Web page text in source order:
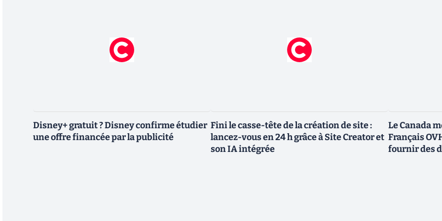
Disney+ gratuit ? Disney confirme étudier
une offre financée par la publicité
Fini le casse-tête de la création de site :
lancez-vous en 24 h grâce à Site Creator et
son IA intégrée
Le Canada
Français
fournir des